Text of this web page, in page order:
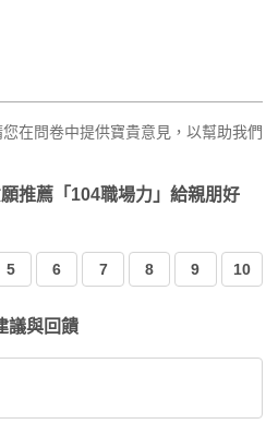
在問卷中提供寶貴意見，以幫助我們
推薦「104職場力」給親朋好
5 6 7 8 9 10
議與回饋